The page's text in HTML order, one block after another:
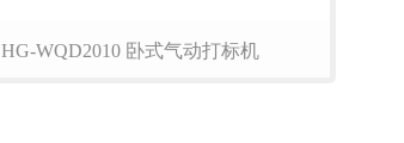
HG-WQD2010 卧式气动打标机